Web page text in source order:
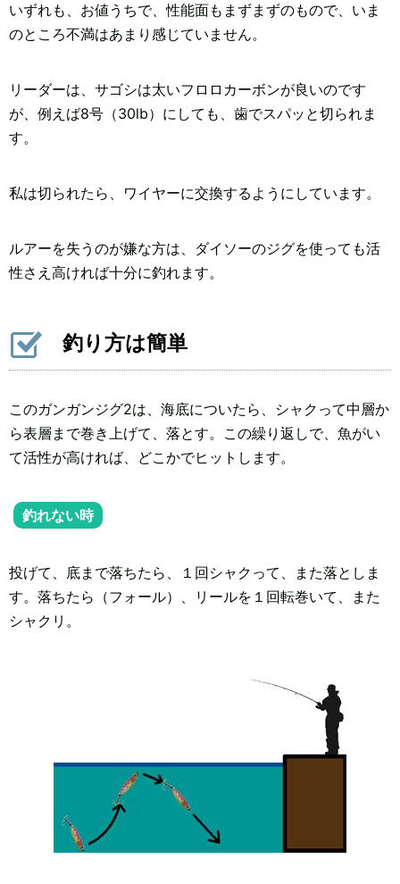
いずれも、お値うちで、性能面もまずまずのもので、いま
のところ不満はあまり感じていません。
リーダーは、サゴシは太いフロロカーボンが良いのです
が、例えば8号（30lb）にしても、歯でスパッと切られま
す。
私は切られたら、ワイヤーに交換するようにしています。
ルアーを失うのが嫌な方は、ダイソーのジグを使っても活
性さえ高ければ十分に釣れます。
釣り方は簡単
このガンガンジグ2は、海底についたら、シャクって中層か
ら表層まで巻き上げて、落とす。この繰り返しで、魚がい
て活性が高ければ、どこかでヒットします。
釣れない時
投げて、底まで落ちたら、１回シャクって、また落としま
す。落ちたら（フォール）、リールを１回転巻いて、また
シャクリ。